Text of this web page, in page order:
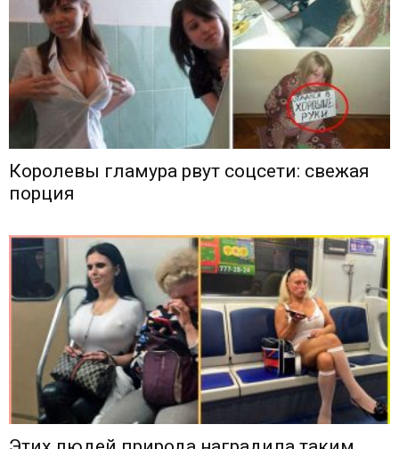
Королевы гламура рвут соцсети: свежая
порция